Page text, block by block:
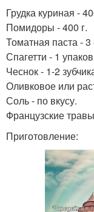
Грудка куриная -
Помидоры - 400 г.
Томатная паста - 3
Спагетти - 1
Чеснок - 1-2
Оливковое или
Соль - по вкусу.
Французские
Приготовление: